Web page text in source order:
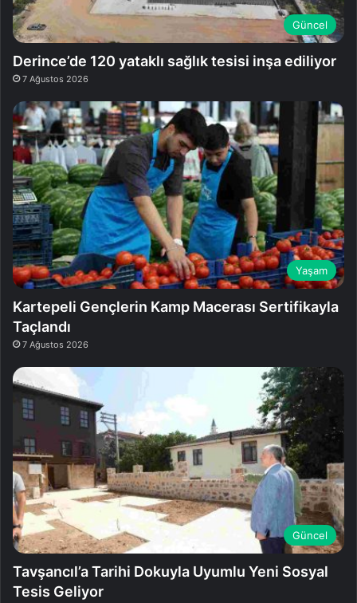
Güncel
Derince’de 120 yataklı sağlık tesisi inşa ediliyor
7 Ağustos 2026
Yaşam
Kartepeli Gençlerin Kamp Macerası Sertifikayla
Taçlandı
7 Ağustos 2026
Güncel
Tavşancıl’a Tarihi Dokuyla Uyumlu Yeni Sosyal
Tesis Geliyor